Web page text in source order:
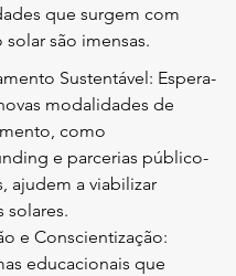
que surgem com
são imensas.
Sustentável: Espera-
modalidades de
como
e parcerias público-
ajudem a viabilizar
solares.
e Conscientização:
educacionais que